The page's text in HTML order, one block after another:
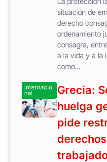
situación de
derecho
ordenamiento
consagra,
a la vida y a la
como...
Internacio
nal
Grecia:
huelga
pide